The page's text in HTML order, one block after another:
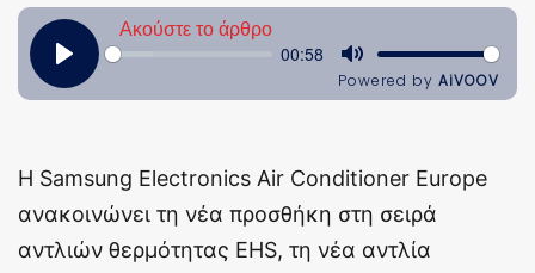
Η Samsung Electronics Air Conditioner Europe
ανακοινώνει τη νέα προσθήκη στη σειρά
αντλιών θερμότητας EHS, τη νέα αντλία